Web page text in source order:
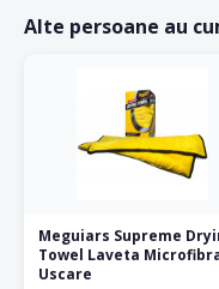
Alte persoane au
Meguiars Supreme
Towel Laveta
Uscare